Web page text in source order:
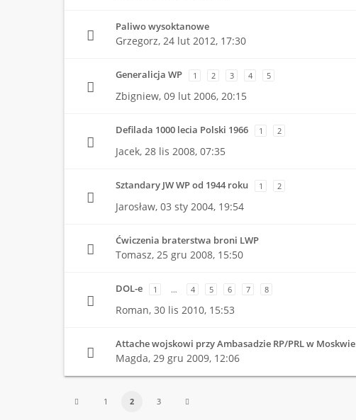
Paliwo wysoktanowe
Grzegorz, 24 lut 2012, 17:30
Generalicja WP 1 2 3 4 5
Zbigniew, 09 lut 2006, 20:15
Defilada 1000 lecia Polski 1966 1 2
Jacek, 28 lis 2008, 07:35
Sztandary JW WP od 1944 roku 1 2
Jarosław, 03 sty 2004, 19:54
Ćwiczenia braterstwa broni LWP
Tomasz, 25 gru 2008, 15:50
DOL-e 1 … 4 5 6 7 8
Roman, 30 lis 2010, 15:53
Attache wojskowi przy Ambasadzie RP/PRL w Moskwie
Magda, 29 gru 2009, 12:06
1 2 3